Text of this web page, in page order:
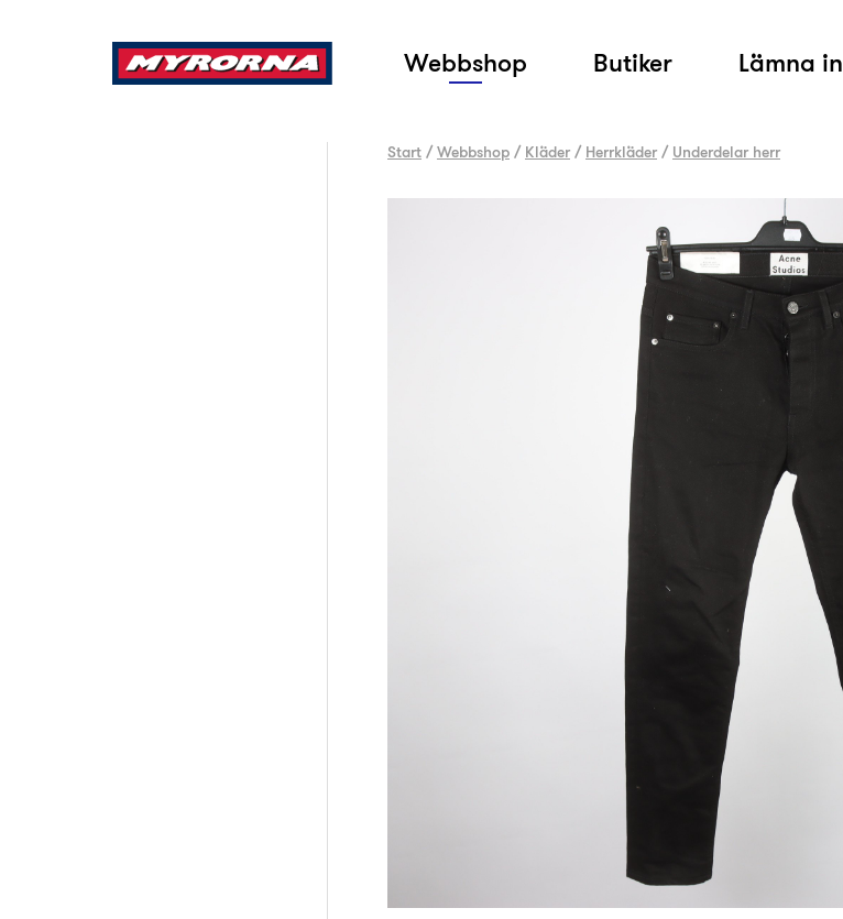
Webbshop Butiker Lämna in
Start /Webbshop / Kläder / Herrkläder / Underdelar herr